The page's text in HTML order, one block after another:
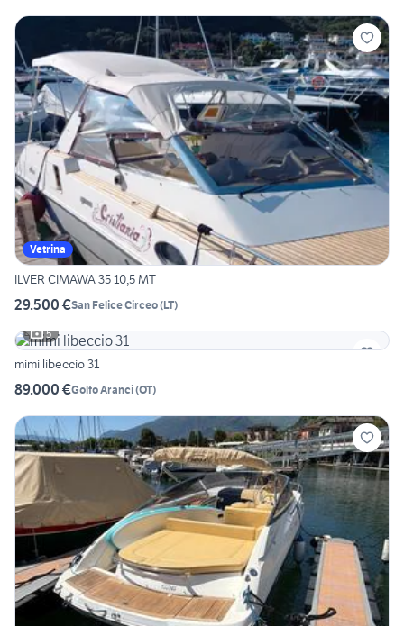
Vetrina
ILVER CIMAWA 35 10,5 MT
29.500 €San Felice Circeo(LT)
5
mimi libeccio 31
89.000 €Golfo Aranci(OT)